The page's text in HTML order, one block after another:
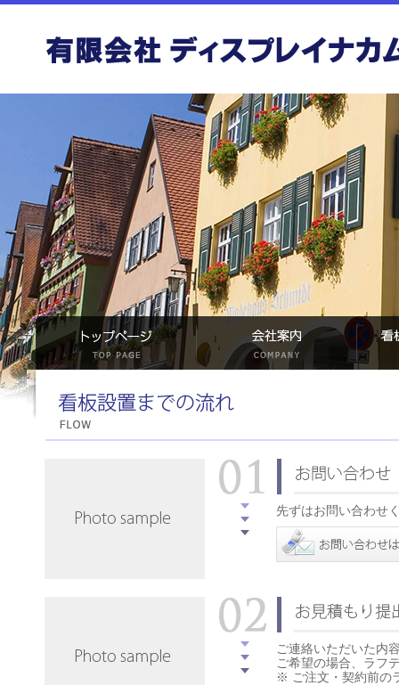
先ずはお問い合わせ
ご連絡いただいた内
ご希望の場合、ラフ
※ ご注文・契約前の